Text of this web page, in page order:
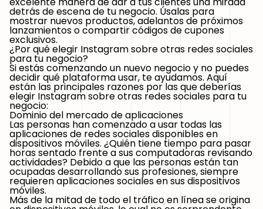
detrás de escena de tu negocio. Úsalas para
mostrar nuevos productos, adelantos de próximos
lanzamientos o compartir códigos de cupones
exclusivos.
¿Por qué elegir Instagram sobre otras redes sociales
para tu negocio?
Si estás comenzando un nuevo negocio y no puedes
decidir qué plataforma usar, te ayudamos. Aquí
están las principales razones por las que deberías
elegir Instagram sobre otras redes sociales para tu
negocio:
Dominio del mercado de aplicaciones
Las personas han comenzado a usar todas las
aplicaciones de redes sociales disponibles en
dispositivos móviles. ¿Quién tiene tiempo para pasar
horas sentado frente a sus computadoras revisando
actividades? Debido a que las personas están tan
ocupadas desarrollando sus profesiones, siempre
requieren aplicaciones sociales en sus dispositivos
móviles.
Más de la mitad de todo el tráfico en línea se origina